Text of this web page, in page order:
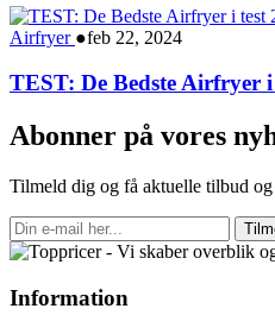
Airfryer ●feb 22, 2024
TEST: De Bedste Airfryer i
Abonner på vores
Tilmeld dig og få aktuelle tilbud
Information